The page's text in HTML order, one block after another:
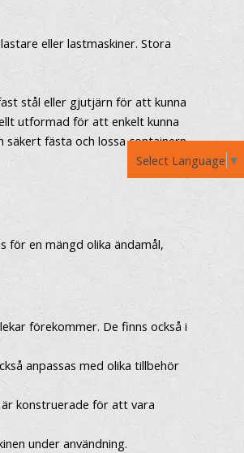
Select Language ▼
eller lastmaskiner. Stora
stål eller gjutjärn för att kunna
utformad för att enkelt kunna
fästa och lossa containern
för en mängd olika ändamål,
förekommer. De finns också i
anpassas med olika tillbehör
konstruerade för att vara
under användning.